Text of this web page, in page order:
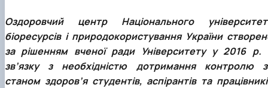
Оздоровчий центр Національного
біоресурсів і природокористування України
за рішенням вченої ради Університету у 2016 р.
зв’язку з необхідністю дотримання контролю
станом здоров’я студентів, аспірантів та